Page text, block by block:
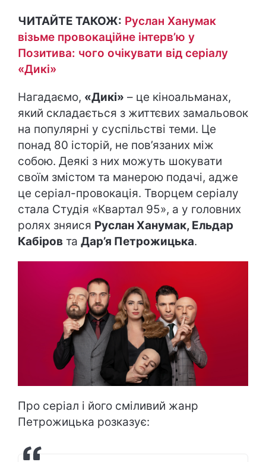
ЧИТАЙТЕ ТАКОЖ: Руслан Ханумак
візьме провокаційне інтерв’ю у
Позитива: чого очікувати від серіалу
«Дикі»
Нагадаємо, «Дикі» – це кіноальманах,
який складається з життєвих замальовок
на популярні у суспільстві теми. Це
понад 80 історій, не пов’язаних між
собою. Деякі з них можуть шокувати
своїм змістом та манерою подачі, адже
це серіал-провокація. Творцем серіалу
стала Студія «Квартал 95», а у головних
ролях зняися Руслан Ханумак, Ельдар
Кабіров та Дар’я Петрожицька.
Про серіал і його сміливий жанр
Петрожицька розказує: